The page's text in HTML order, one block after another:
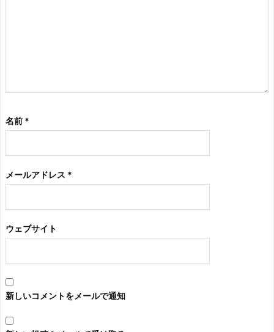
名前 *
メールアドレス *
ウェブサイト
新しいコメントをメールで通知